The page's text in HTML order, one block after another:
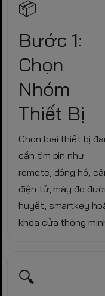
📦
Bước 1:
Chọn
Nhóm
Thiết Bị
Chọn loại thiết bị
cần tìm pin như
remote, đồng hồ,
điện tử, máy đo
huyết, smartkey
khóa cửa thông
🔍